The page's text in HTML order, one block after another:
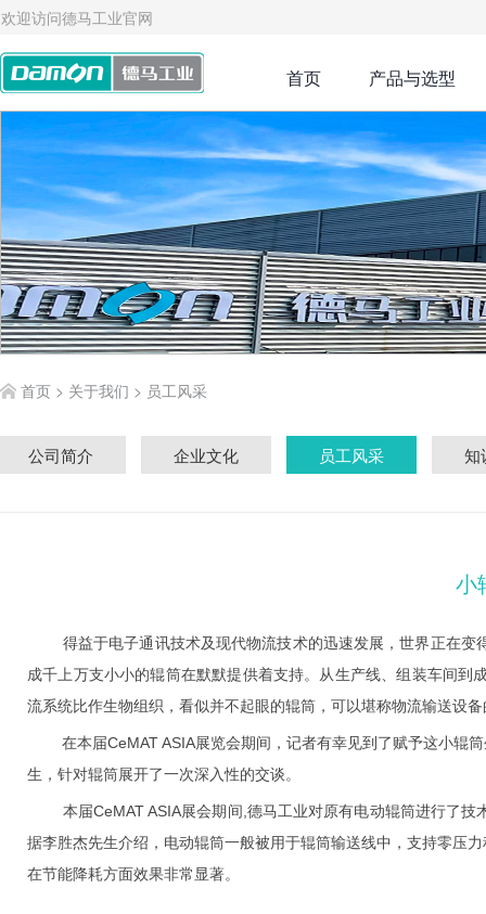
欢迎访问德马工业官网
首页 产品与选型
首页 > 关于我们 > 员工风采
公司简介 企业文化 员工风采 知
小
得益于电子通讯技术及现代物流技术的迅速发展，世界正在变
成千上万支小小的辊筒在默默提供着支持。从生产线、组装车间
流系统比作生物组织，看似并不起眼的辊筒，可以堪称物流输送设
在本届CeMAT ASIA展览会期间，记者有幸见到了赋予这小辊筒
生，针对辊筒展开了一次深入性的交谈。
本届CeMAT ASIA展会期间,德马工业对原有电动辊筒进行了技
据李胜杰先生介绍，电动辊筒一般被用于辊筒输送线中，支持零压
在节能降耗方面效果非常显著。